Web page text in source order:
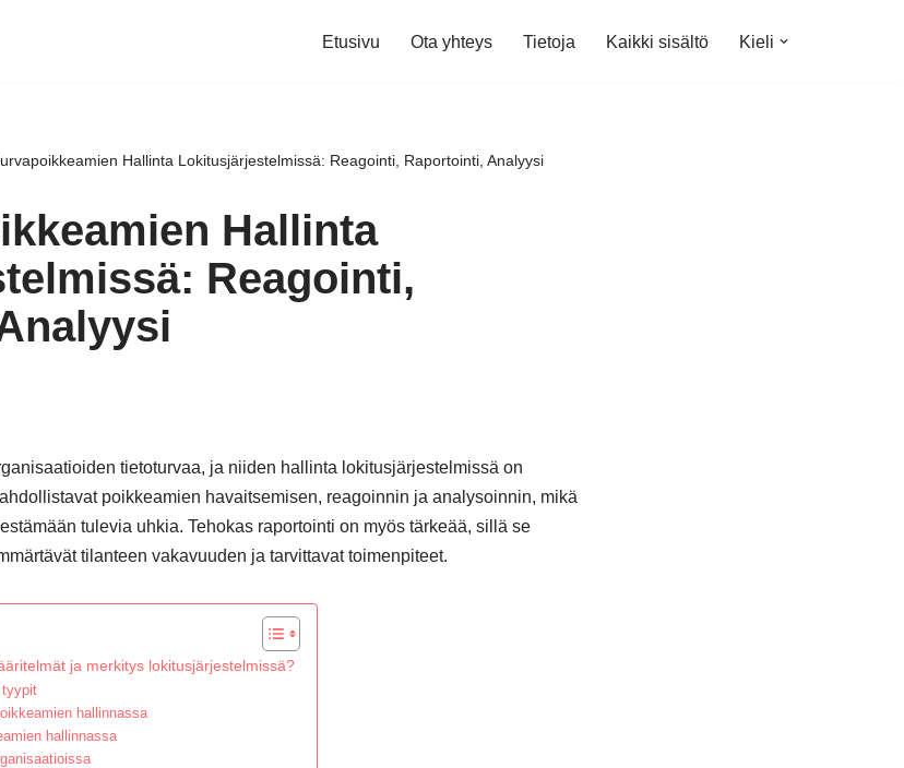
Etusivu Ota yhteys Tietoja Kaikki sisältö Kieli
Hallinta Lokitusjärjestelmissä: Reagointi, Raportointi, Analyysi
Hallinta
Reagointi,
tietoturvaa, ja niiden hallinta lokitusjärjestelmissä on
poikkeamien havaitsemisen, reagoinnin ja analysoinnin, mikä
tulevia uhkia. Tehokas raportointi on myös tärkeää, sillä se
tilanteen vakavuuden ja tarvittavat toimenpiteet.
ja merkitys lokitusjärjestelmissä?
tyypit
hallinnassa
hallinnassa